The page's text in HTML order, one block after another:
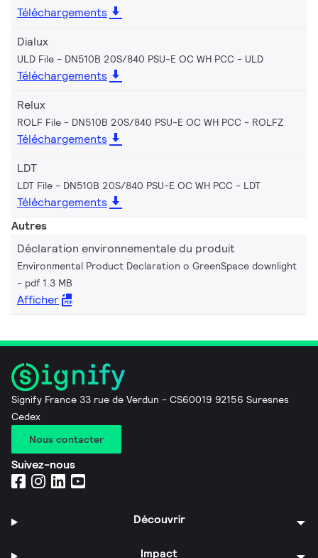
Téléchargements
Dialux
ULD File - DN510B 20S/840 PSU-E OC WH PCC ULD
Téléchargements
Relux
ROLF File - DN510B 20S/840 PSU-E OC WH PCC ROLFZ
Téléchargements
LDT
LDT File - DN510B 20S/840 PSU-E OC WH PCC LDT
Téléchargements
Autres
Déclaration environnementale du produit
Environmental Product Declaration o GreenSpace downlight
pdf 1.3 MB
Afficher
Signify France 33 rue de Verdun - CS60019 92156 Suresnes
Cedex
Nous contacter
Suivez-nous
Découvrir
Impact